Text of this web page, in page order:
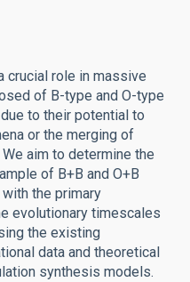
crucial role in massive
of B-type and O-type
to their potential to
or the merging of
aim to determine the
of B+B and O+B
the primary
evolutionary timescales
the existing
data and theoretical
synthesis models.